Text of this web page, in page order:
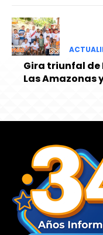
Gira triunfal de
Las Amazonas